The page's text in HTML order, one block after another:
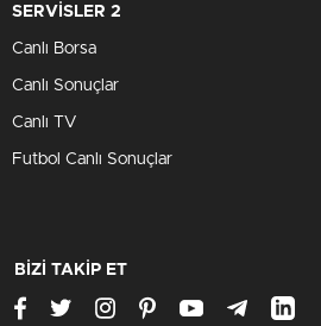
SERVİSLER 2
Canlı Borsa
Canlı Sonuçlar
Canlı TV
Futbol Canlı Sonuçlar
BİZİ TAKİP ET